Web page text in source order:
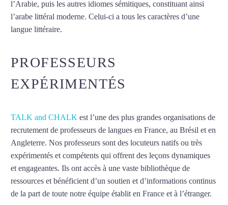
l’Arabie, puis les autres idiomes sémitiques, constituant ainsi
l’arabe littéral moderne. Celui-ci a tous les caractères d’une
langue littéraire.
PROFESSEURS
EXPÉRIMENTÉS
TALK and CHALK est l’une des plus grandes organisations de
recrutement de professeurs de langues en France, au Brésil et en
Angleterre. Nos professeurs sont des locuteurs natifs ou très
expérimentés et compétents qui offrent des leçons dynamiques
et engageantes. Ils ont accès à une vaste bibliothèque de
ressources et bénéficient d’un soutien et d’informations continus
de la part de toute notre équipe établit en France et à l’étranger.